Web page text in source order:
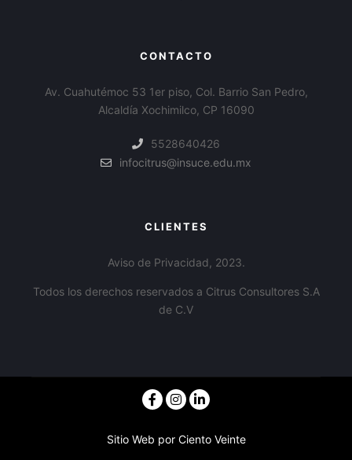
CONTACTO
Av. Cuahutémoc 53 1er piso, Col. Barrio San Pedro,
Alcaldía Xochimilco, CP 16090
5528640426
infocitrus@insuce.edu.mx
CLIENTES
Aviso de Privacidad, 2023.
Todos los derechos reservados a Citrus Consultores S.A
de C.V
Sitio Web por Ciento Veinte